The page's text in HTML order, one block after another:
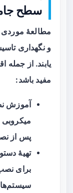
سطح
مطالعهٔ موردی
و نگهداری
یابند. از جمله
مفید باشد:
آموزش
پس از
تهیهٔ
برای